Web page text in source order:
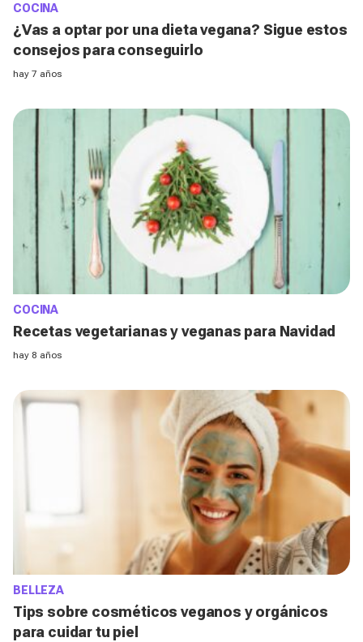
COCINA
¿Vas a optar por una dieta vegana? Sigue estos
consejos para conseguirlo
hay 7 años
COCINA
Recetas vegetarianas y veganas para Navidad
hay 8 años
BELLEZA
Tips sobre cosméticos veganos y orgánicos
para cuidar tu piel